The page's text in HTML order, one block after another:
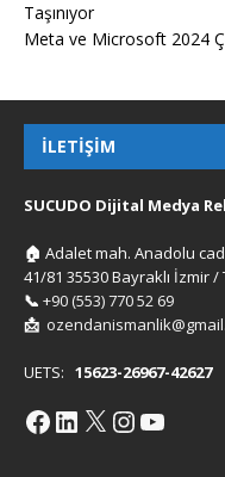
Taşınıyor
Meta ve Microsoft 2024
İLETIŞIM
SUCUDO Dijital Medya
🏠 Adalet mah. Anadolu
41/81 35530 Bayraklı İzmir /
📞 +90 (553) 770 52 69
📩
UETS: 15623-26967-42627